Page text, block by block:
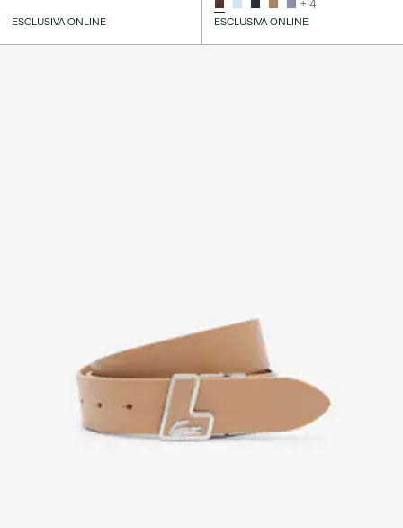
ESCLUSIVA ONLINE
+ 4
ESCLUSIVA ONLINE